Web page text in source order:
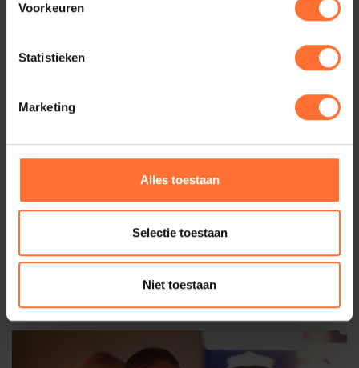
Voorkeuren
Statistieken
Marketing
Alles toestaan
Selectie toestaan
Niet toestaan